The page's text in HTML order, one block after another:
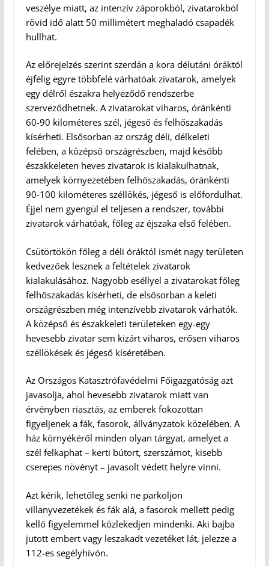
veszélye miatt, az intenzív záporokból, zivatarokból
rövid idő alatt 50 millimétert meghaladó csapadék
hullhat.
Az előrejelzés szerint szerdán a kora délutáni óráktól
éjfélig egyre többfelé várhatóak zivatarok, amelyek
egy délről északra helyeződő rendszerbe
szerveződhetnek. A zivatarokat viharos, óránkénti
60-90 kilométeres szél, jégeső és felhőszakadás
kísérheti. Elsősorban az ország déli, délkeleti
felében, a középső országrészben, majd később
északkeleten heves zivatarok is kialakulhatnak,
amelyek környezetében felhőszakadás, óránkénti
90-100 kilométeres széllökés, jégeső is előfordulhat.
Éjjel nem gyengül el teljesen a rendszer, további
zivatarok várhatóak, főleg az éjszaka első felében.
Csütörtökön főleg a déli óráktól ismét nagy területen
kedvezőek lesznek a feltételek zivatarok
kialakulásához. Nagyobb eséllyel a zivatarokat főleg
felhőszakadás kísérheti, de elsősorban a keleti
országrészben még intenzívebb zivatarok várhatók.
A középső és északkeleti területeken egy-egy
hevesebb zivatar sem kizárt viharos, erősen viharos
széllökések és jégeső kíséretében.
Az Országos Katasztrófavédelmi Főigazgatóság azt
javasolja, ahol hevesebb zivatarok miatt van
érvényben riasztás, az emberek fokozottan
figyeljenek a fák, fasorok, állványzatok közelében. A
ház környékéről minden olyan tárgyat, amelyet a
szél felkaphat – kerti bútort, szerszámot, kisebb
cserepes növényt – javasolt védett helyre vinni.
Azt kérik, lehetőleg senki ne parkoljon
villanyvezetékek és fák alá, a fasorok mellett pedig
kellő figyelemmel közlekedjen mindenki. Aki bajba
jutott embert vagy leszakadt vezetéket lát, jelezze a
112-es segélyhívón.